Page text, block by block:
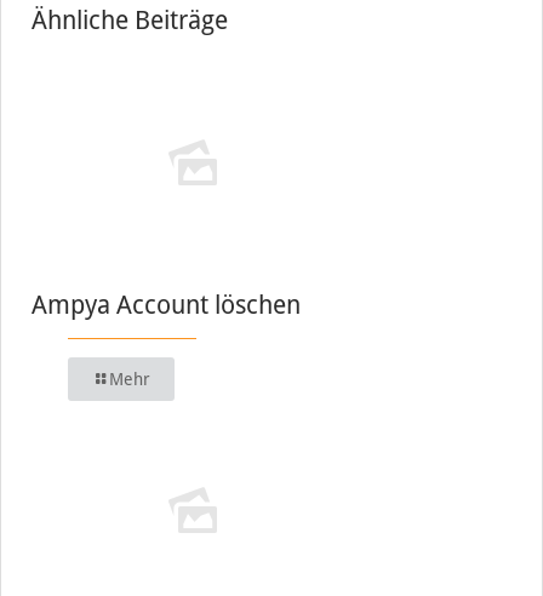
Ähnliche Beiträge
Ampya Account löschen
Mehr